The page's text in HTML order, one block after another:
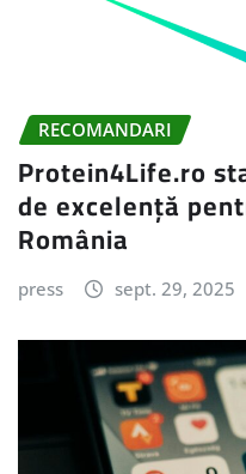
RECOMANDARI
Protein4Life.ro
de excelență
România
press sept. 29, 2025